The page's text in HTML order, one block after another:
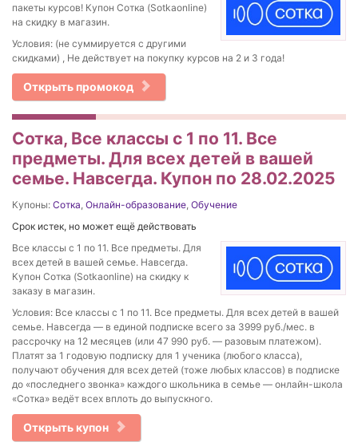
пакеты курсов! Купон Сотка (Sotkaonline)
на скидку в магазин.
Условия: (не суммируется с другими
скидками) , Не действует на покупку курсов на 2 и 3 года!
Открыть промокод
Сотка, Все классы с 1 по 11. Все
предметы. Для всех детей в вашей
семье. Навсегда. Купон по 28.02.2025
Купоны: Сотка Онлайн-образование Обучение
Срок истек, но может ещё действовать
Все классы с 1 по 11. Все предметы. Для
всех детей в вашей семье. Навсегда.
Купон Сотка (Sotkaonline) на скидку к
заказу в магазин.
Условия: Все классы с 1 по 11. Все предметы. Для всех детей в вашей
семье. Навсегда — в единой подписке всего за 3999 руб./мес. в
рассрочку на 12 месяцев (или 47 990 руб. — разовым платежом).
Платят за 1 годовую подписку для 1 ученика (любого класса),
получают обучения для всех детей (тоже любых классов) в подписке
до «последнего звонка» каждого школьника в семье — онлайн-школа
«Сотка» ведёт всех вплоть до выпускного.
Открыть купон